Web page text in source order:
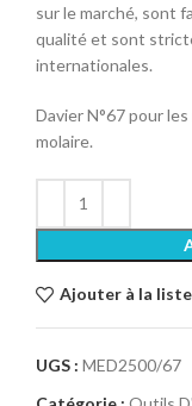
sur le marché, sont
qualité et sont
internationales.
Davier N°67 pour
molaire.
Ajouter à la
UGS : MED2500/67